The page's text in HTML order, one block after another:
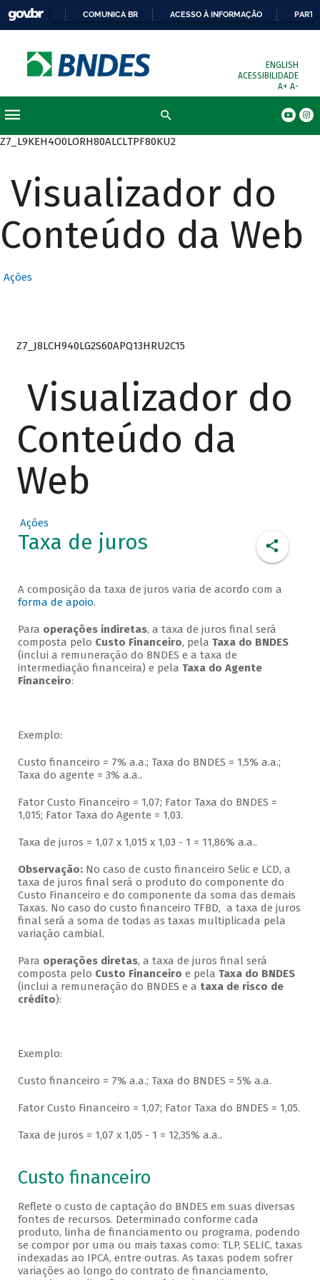
COMUNICA BR ACESSO À INFORMAÇÃO
ENGLISH
ACESSIBILIDADE
A+ A-
Z7_L9KEH4O0LORH80ALCLTPF80KU2
Visualizador do
Conteúdo da Web
Ações
Z7_J8LCH940LG2S60APQ13HRU2C15
Visualizador do
Conteúdo da
Web
Ações
Taxa de juros
A composição da taxa de juros varia de acordo com a
forma de apoio.
Para operações indiretas, a taxa de juros final será
composta pelo Custo Financeiro, pela Taxa do BNDES
(inclui a remuneração do BNDES e a taxa de
intermediação financeira) e pela Taxa do Agente
Financeiro:
Exemplo:
Custo financeiro = 7% a.a.; Taxa do BNDES = 1,5% a.a.;
Taxa do agente = 3% a.a..
Fator Custo Financeiro = 1,07; Fator Taxa do BNDES =
1,015; Fator Taxa do Agente = 1,03.
Taxa de juros = 1,07 x 1,015 x 1,03 - 1 = 11,86% a.a..
Observação:No caso de custo financeiro Selic e LCD, a
taxa de juros final será o produto do componente do
Custo Financeiro e do componente da soma das demais
Taxas. No caso do custo financeiro TFBD, a taxa de juros
final será a soma de todas as taxas multiplicada pela
variação cambial.
Para operações diretas, a taxa de juros final será
composta pelo Custo Financeiro e pela Taxa do BNDES
(inclui a remuneração do BNDES e a taxa de risco de
crédito):
Exemplo:
Custo financeiro = 7% a.a.; Taxa do BNDES = 5% a.a.
Fator Custo Financeiro = 1,07; Fator Taxa do BNDES = 1,05.
Taxa de juros = 1,07 x 1,05 - 1 = 12,35% a.a..
Custo financeiro
Reflete o custo de captação do BNDES em suas diversas
fontes de recursos. Determinado conforme cada
produto, linha de financiamento ou programa, podendo
se compor por uma ou mais taxas como: TLP, SELIC, taxas
indexadas ao IPCA, entre outras. As taxas podem sofrer
variações ao longo do contrato de financiamento,